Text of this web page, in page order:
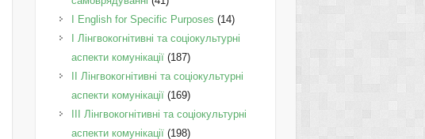
І English for Specific Purposes (14)
I Лінгвокогнітивні та соціокультурні
аспекти комунікації(187)
IІ Лінгвокогнітивні та соціокультурні
аспекти комунікації(169)
IІI Лінгвокогнітивні та соціокультурні
аспекти комунікації(198)